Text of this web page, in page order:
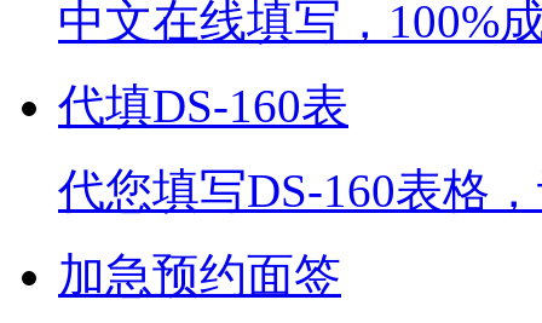
中文在线填写，100%
代填DS-160表
代您填写DS-160表格
加急预约面签